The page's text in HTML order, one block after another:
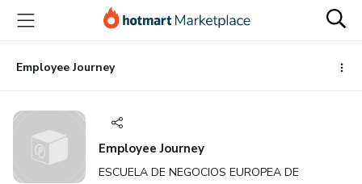
principal
página
de
página
Employee Journey
Employee Journey
ESCUELA DE NEGOCIOS EUROPEA DE